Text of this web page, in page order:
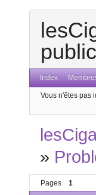
Index
Vous n'êtes pas
»
Pages 1